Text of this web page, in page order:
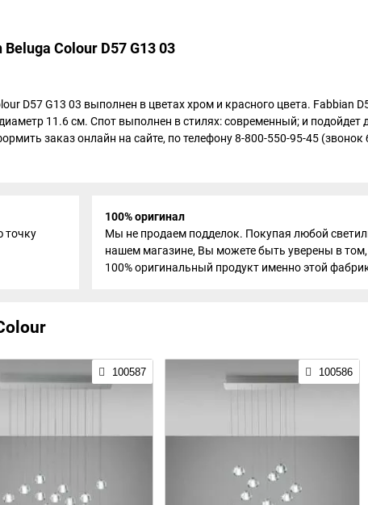
Colour D57 G13 03
D57 G13 03 выполнен в цветах хром и красного цвета. Fabbian
11.6 см. Спот выполнен в стилях: современный; и
заказ онлайн на сайте, по телефону 8-800-550-95-45
точку
100% оригинал
Мы не продаем подделок. Покупая любой
нашем магазине, Вы можете быть уверены в том,
100% оригинальный продукт именно этой
100587 100586